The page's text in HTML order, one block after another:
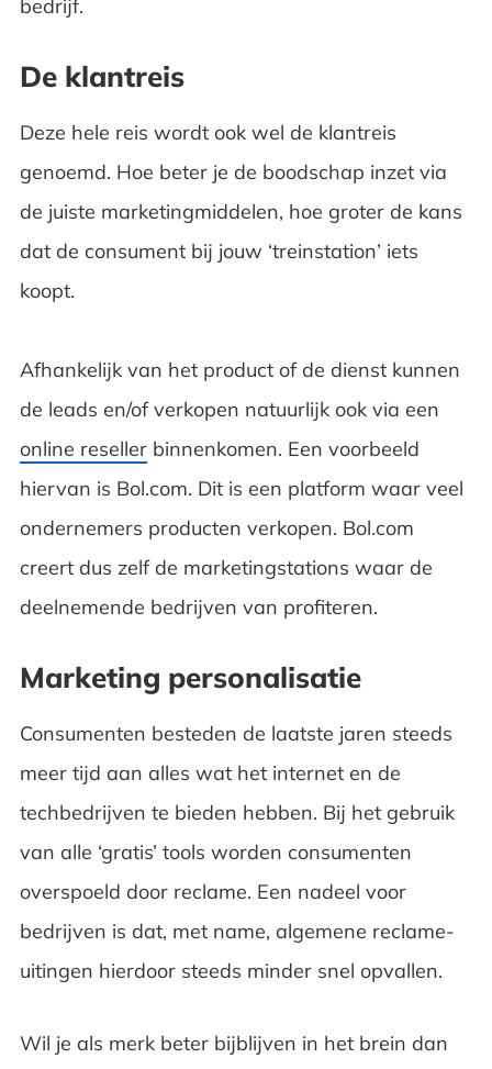
bedrijf.
De klantreis
Deze hele reis wordt ook wel de klantreis
genoemd. Hoe beter je de boodschap inzet via
de juiste marketingmiddelen, hoe groter de kans
dat de consument bij jouw ‘treinstation’ iets
koopt.
Afhankelijk van het product of de dienst kunnen
de leads en/of verkopen natuurlijk ook via een
online resellerbinnenkomen. Een voorbeeld
hiervan is Bol.com. Dit is een platform waar veel
ondernemers producten verkopen. Bol.com
creert dus zelf de marketingstations waar de
deelnemende bedrijven van profiteren.
Marketing personalisatie
Consumenten besteden de laatste jaren steeds
meer tijd aan alles wat het internet en de
techbedrijven te bieden hebben. Bij het gebruik
van alle ‘gratis’ tools worden consumenten
overspoeld door reclame. Een nadeel voor
bedrijven is dat, met name, algemene reclame-
uitingen hierdoor steeds minder snel opvallen.
Wil je als merk beter bijblijven in het brein dan